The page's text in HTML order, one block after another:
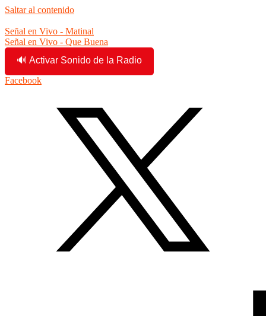
Saltar al contenido
Señal en Vivo - Matinal
Señal en Vivo - Que Buena
🔊 Activar Sonido de la Radio
Facebook